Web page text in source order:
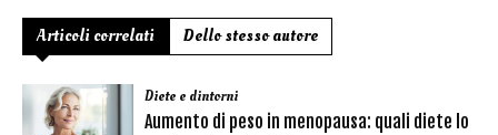
Articoli correlati Dello stesso autore
Diete e dintorni
Aumento di peso in menopausa: quali diete lo